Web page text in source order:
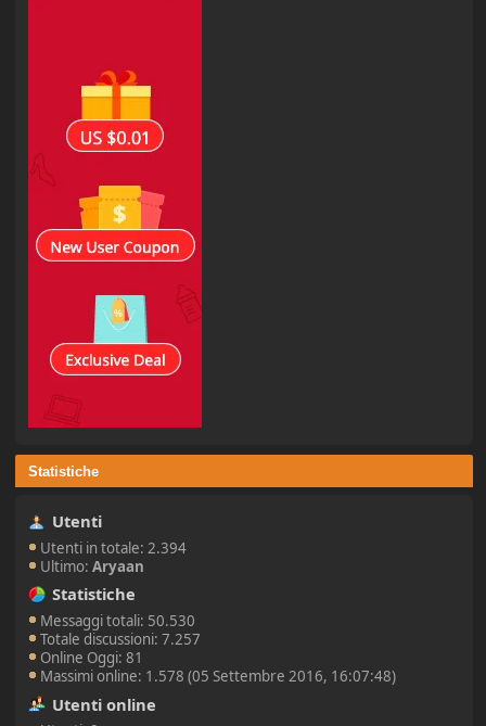
Statistiche
Utenti
Utenti in totale: 2.394
Ultimo:Aryaan
Statistiche
Messaggi totali: 50.530
Totale discussioni: 7.257
Online Oggi: 81
Massimi online: 1.578 (05 Settembre 2016, 16:07:48)
Utenti online